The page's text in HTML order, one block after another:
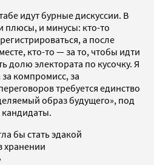
идут бурные дискуссии. В
плюсы, и минусы: кто-то
а после
кто-то — за то, чтобы идти
долю электората по кусочку. Я
за компромисс, за
требуется единство
образ будущего», под
бы стать эдакой
хранении